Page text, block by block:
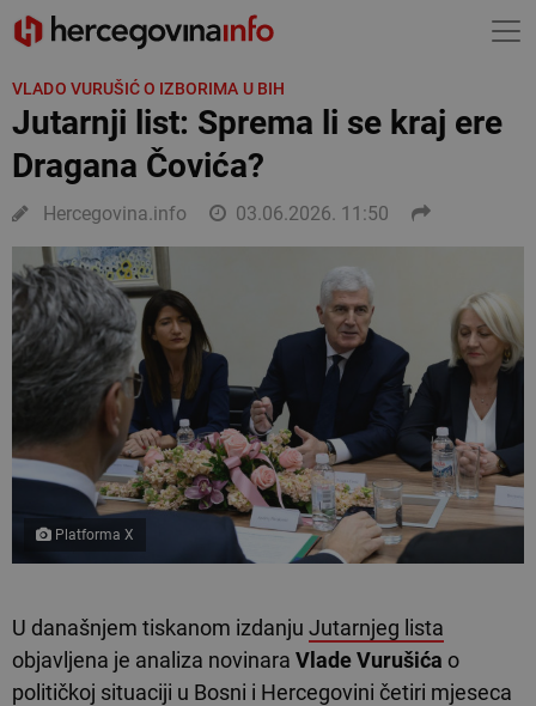
VLADO VURUŠIĆ O IZBORIMA U BIH
Jutarnji list: Sprema li se kraj ere
Dragana Čovića?
Hercegovina.info 03.06.2026. 11:50
Platforma X
U današnjem tiskanom izdanju Jutarnjeg lista
objavljena je analiza novinara Vlade Vurušića o
političkoj situaciji u Bosni i Hercegovini četiri mjeseca